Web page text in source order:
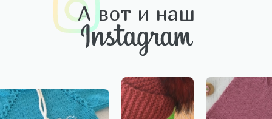
А вот и наш